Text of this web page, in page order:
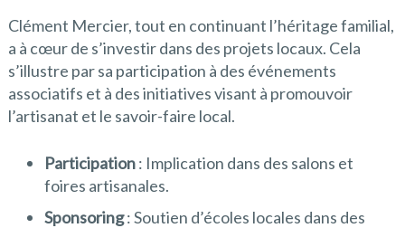
Clément Mercier, tout en continuant l’héritage familial,
a à cœur de s’investir dans des projets locaux. Cela
s’illustre par sa participation à des événements
associatifs et à des initiatives visant à promouvoir
l’artisanat et le savoir-faire local.
Participation: Implication dans des salons et
foires artisanales.
Sponsoring: Soutien d’écoles locales dans des